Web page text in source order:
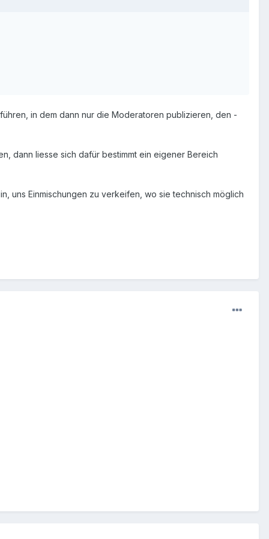
in dem dann nur die Moderatoren publizieren, den -
dann liesse sich dafür bestimmt ein eigener Bereich
uns Einmischungen zu verkeifen, wo sie technisch möglich